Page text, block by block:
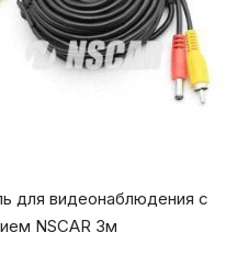
для видеонаблюдения с
NSCAR 3м